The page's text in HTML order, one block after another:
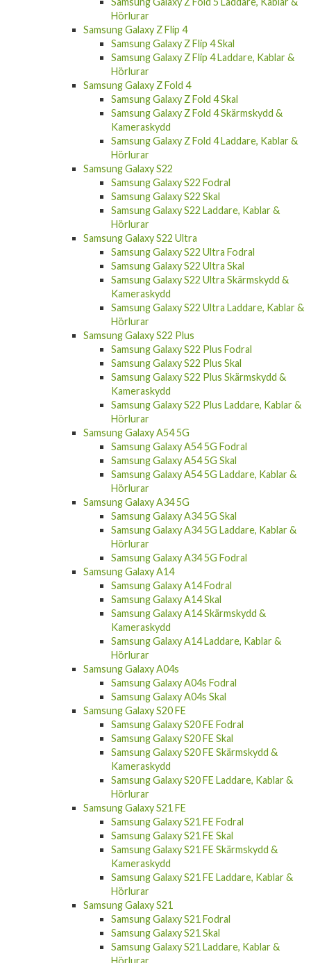
Samsung Galaxy Z Fold 5 Skal
Samsung Galaxy Z Fold 5 Skärmskydd &
Kameraskydd
Samsung Galaxy Z Fold 5 Laddare, Kablar &
Hörlurar
Samsung Galaxy Z Flip 4
Samsung Galaxy Z Flip 4 Skal
Samsung Galaxy Z Flip 4 Laddare, Kablar &
Hörlurar
Samsung Galaxy Z Fold 4
Samsung Galaxy Z Fold 4 Skal
Samsung Galaxy Z Fold 4 Skärmskydd &
Kameraskydd
Samsung Galaxy Z Fold 4 Laddare, Kablar &
Hörlurar
Samsung Galaxy S22
Samsung Galaxy S22 Fodral
Samsung Galaxy S22 Skal
Samsung Galaxy S22 Laddare, Kablar &
Hörlurar
Samsung Galaxy S22 Ultra
Samsung Galaxy S22 Ultra Fodral
Samsung Galaxy S22 Ultra Skal
Samsung Galaxy S22 Ultra Skärmskydd &
Kameraskydd
Samsung Galaxy S22 Ultra Laddare, Kablar &
Hörlurar
Samsung Galaxy S22 Plus
Samsung Galaxy S22 Plus Fodral
Samsung Galaxy S22 Plus Skal
Samsung Galaxy S22 Plus Skärmskydd &
Kameraskydd
Samsung Galaxy S22 Plus Laddare, Kablar &
Hörlurar
Samsung Galaxy A54 5G
Samsung Galaxy A54 5G Fodral
Samsung Galaxy A54 5G Skal
Samsung Galaxy A54 5G Laddare, Kablar &
Hörlurar
Samsung Galaxy A34 5G
Samsung Galaxy A34 5G Skal
Samsung Galaxy A34 5G Laddare, Kablar &
Hörlurar
Samsung Galaxy A34 5G Fodral
Samsung Galaxy A14
Samsung Galaxy A14 Fodral
Samsung Galaxy A14 Skal
Samsung Galaxy A14 Skärmskydd &
Kameraskydd
Samsung Galaxy A14 Laddare, Kablar &
Hörlurar
Samsung Galaxy A04s
Samsung Galaxy A04s Fodral
Samsung Galaxy A04s Skal
Samsung Galaxy S20 FE
Samsung Galaxy S20 FE Fodral
Samsung Galaxy S20 FE Skal
Samsung Galaxy S20 FE Skärmskydd &
Kameraskydd
Samsung Galaxy S20 FE Laddare, Kablar &
Hörlurar
Samsung Galaxy S21 FE
Samsung Galaxy S21 FE Fodral
Samsung Galaxy S21 FE Skal
Samsung Galaxy S21 FE Skärmskydd &
Kameraskydd
Samsung Galaxy S21 FE Laddare, Kablar &
Hörlurar
Samsung Galaxy S21